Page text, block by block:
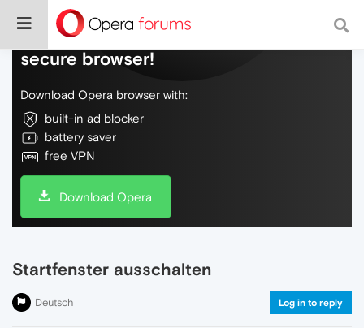
Do more on the web, with a fast and
secure browser!
Download Opera browser with:
built-in ad blocker
battery saver
free VPN
Download Opera
Startfenster ausschalten
Deutsch Log in to reply